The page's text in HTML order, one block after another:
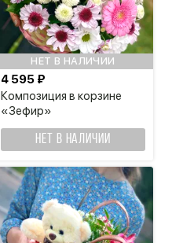
НЕТ В НАЛИЧИИ
Композиция в корзине
«Зефир»
4 595 ₽
НЕТ В НАЛИЧИИ